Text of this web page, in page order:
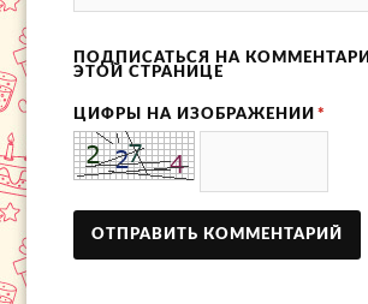
ПОДПИСАТЬСЯ НА
ЭТОЙ СТРАНИЦЕ
ЦИФРЫ НА ИЗОБРАЖЕНИИ *